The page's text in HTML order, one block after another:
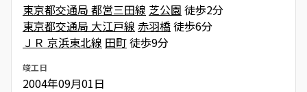
東京都交通局 都営三田線 芝公園 徒歩2分
東京都交通局 大江戸線 赤羽橋徒歩6分
ＪＲ 京浜東北線 田町徒歩9分
竣工日
2004年09月01日